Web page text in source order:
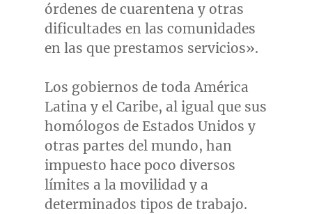
órdenes de cuarentena y otras
dificultades en las comunidades
en las que prestamos servicios».
Los gobiernos de toda América
Latina y el Caribe, al igual que sus
homólogos de Estados Unidos y
otras partes del mundo, han
impuesto hace poco diversos
límites a la movilidad y a
determinados tipos de trabajo.